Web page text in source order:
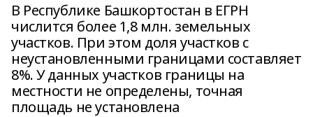
В Республике Башкортостан в ЕГРН
числится более 1,8 млн. земельных
участков. При этом доля участков с
неустановленными границами составляет
8%. У данных участков границы на
местности не определены, точная
площадь не установлена